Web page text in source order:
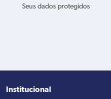
Seus dados protegidos
Institucional